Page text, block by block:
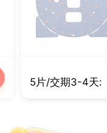
5片/交期3-4天:￥